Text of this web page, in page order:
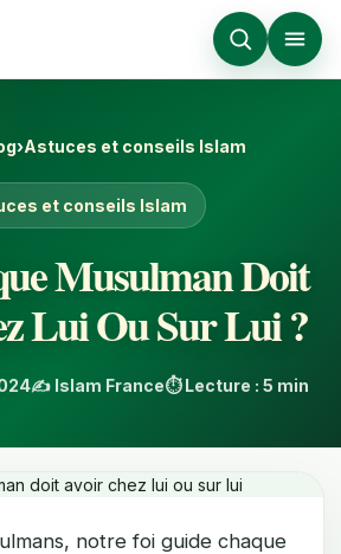
›Astuces et conseils Islam
et conseils Islam
Musulman Doit
Lui Ou Sur Lui ?
✍️ Islam France⏱️ Lecture : 5 min
notre foi guide chaque